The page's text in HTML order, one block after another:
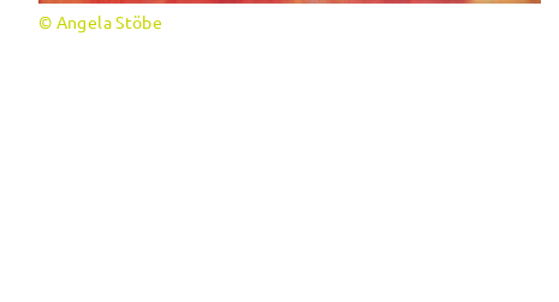
© Angela Stöbe